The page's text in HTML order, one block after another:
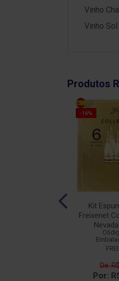
Vinho
Vinho
Produtos
-16%
Kit
Freixenet
De:
Por: